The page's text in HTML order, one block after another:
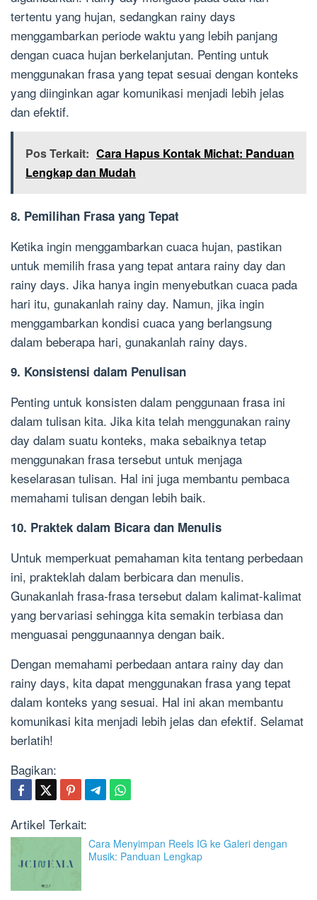
tertentu yang hujan, sedangkan rainy days
menggambarkan periode waktu yang lebih panjang
dengan cuaca hujan berkelanjutan. Penting untuk
menggunakan frasa yang tepat sesuai dengan konteks
yang diinginkan agar komunikasi menjadi lebih jelas
dan efektif.
Pos Terkait: Cara Hapus Kontak Michat: Panduan
Lengkap dan Mudah
8. Pemilihan Frasa yang Tepat
Ketika ingin menggambarkan cuaca hujan, pastikan
untuk memilih frasa yang tepat antara rainy day dan
rainy days. Jika hanya ingin menyebutkan cuaca pada
hari itu, gunakanlah rainy day. Namun, jika ingin
menggambarkan kondisi cuaca yang berlangsung
dalam beberapa hari, gunakanlah rainy days.
9. Konsistensi dalam Penulisan
Penting untuk konsisten dalam penggunaan frasa ini
dalam tulisan kita. Jika kita telah menggunakan rainy
day dalam suatu konteks, maka sebaiknya tetap
menggunakan frasa tersebut untuk menjaga
keselarasan tulisan. Hal ini juga membantu pembaca
memahami tulisan dengan lebih baik.
10. Praktek dalam Bicara dan Menulis
Untuk memperkuat pemahaman kita tentang perbedaan
ini, prakteklah dalam berbicara dan menulis.
Gunakanlah frasa-frasa tersebut dalam kalimat-kalimat
yang bervariasi sehingga kita semakin terbiasa dan
menguasai penggunaannya dengan baik.
Dengan memahami perbedaan antara rainy day dan
rainy days, kita dapat menggunakan frasa yang tepat
dalam konteks yang sesuai. Hal ini akan membantu
komunikasi kita menjadi lebih jelas dan efektif. Selamat
berlatih!
Bagikan:
Artikel Terkait:
Cara Menyimpan Reels IG ke Galeri dengan
Musik: Panduan Lengkap